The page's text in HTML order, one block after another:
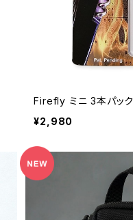
Firefly ミニ 3本パック
¥2,980